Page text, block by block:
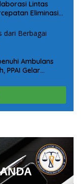
Lintas
Eliminasi
Ambulans
PPAI Gelar